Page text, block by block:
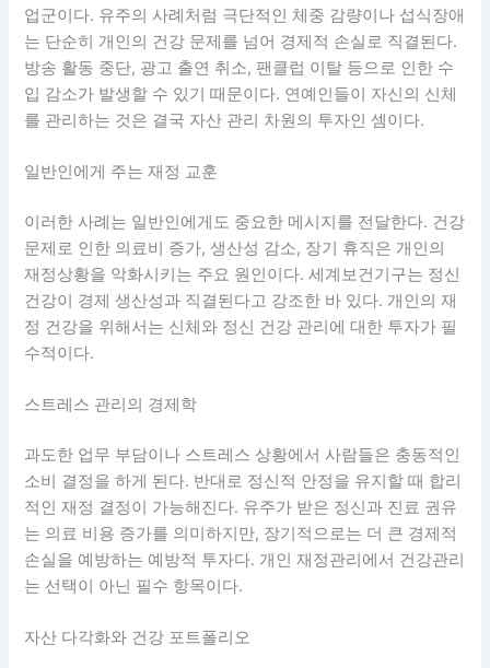
업군이다. 유주의 사례처럼 극단적인 체중 감량이나 섭식장애
는 단순히 개인의 건강 문제를 넘어 경제적 손실로 직결된다.
방송 활동 중단, 광고 출연 취소, 팬클럽 이탈 등으로 인한 수
입 감소가 발생할 수 있기 때문이다. 연예인들이 자신의 신체
를 관리하는 것은 결국 자산 관리 차원의 투자인 셈이다.
일반인에게 주는 재정 교훈
이러한 사례는 일반인에게도 중요한 메시지를 전달한다. 건강
문제로 인한 의료비 증가, 생산성 감소, 장기 휴직은 개인의
재정상황을 악화시키는 주요 원인이다. 세계보건기구는 정신
건강이 경제 생산성과 직결된다고 강조한 바 있다. 개인의 재
정 건강을 위해서는 신체와 정신 건강 관리에 대한 투자가 필
수적이다.
스트레스 관리의 경제학
과도한 업무 부담이나 스트레스 상황에서 사람들은 충동적인
소비 결정을 하게 된다. 반대로 정신적 안정을 유지할 때 합리
적인 재정 결정이 가능해진다. 유주가 받은 정신과 진료 권유
는 의료 비용 증가를 의미하지만, 장기적으로는 더 큰 경제적
손실을 예방하는 예방적 투자다. 개인 재정관리에서 건강관리
는 선택이 아닌 필수 항목이다.
자산 다각화와 건강 포트폴리오